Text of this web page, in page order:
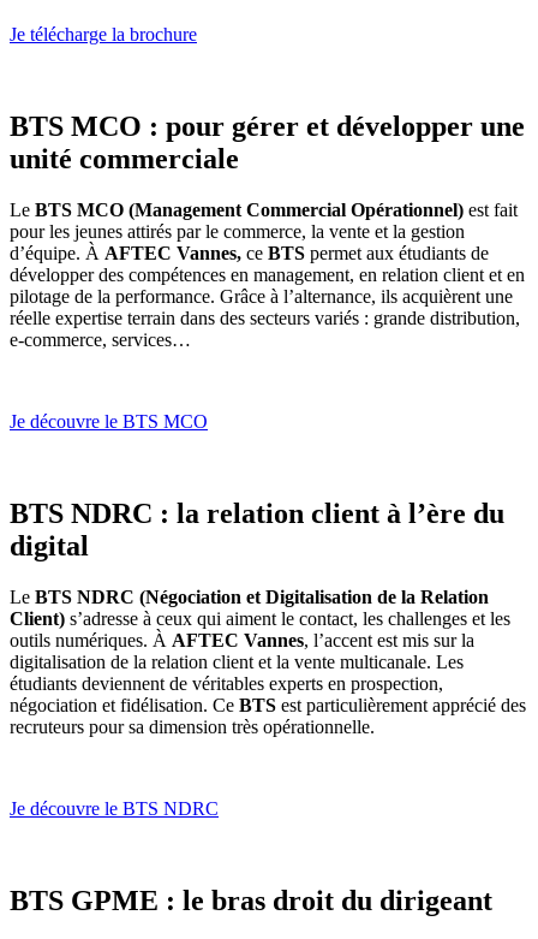
Je télécharge la brochure
BTS MCO : pour gérer et développer une
unité commerciale
Le BTS MCO (Management Commercial Opérationnel) est fait
pour les jeunes attirés par le commerce, la vente et la gestion
d’équipe. À AFTEC Vannes, ce BTS permet aux étudiants de
développer des compétences en management, en relation client et en
pilotage de la performance. Grâce à l’alternance, ils acquièrent une
réelle expertise terrain dans des secteurs variés : grande distribution,
e-commerce, services…
Je découvre le BTS MCO
BTS NDRC : la relation client à l’ère du
digital
Le BTS NDRC (Négociation et Digitalisation de la Relation
Client) s’adresse à ceux qui aiment le contact, les challenges et les
outils numériques. À AFTEC Vannes, l’accent est mis sur la
digitalisation de la relation client et la vente multicanale. Les
étudiants deviennent de véritables experts en prospection,
négociation et fidélisation. Ce BTS est particulièrement apprécié des
recruteurs pour sa dimension très opérationnelle.
Je découvre le BTS NDRC
BTS GPME : le bras droit du dirigeant